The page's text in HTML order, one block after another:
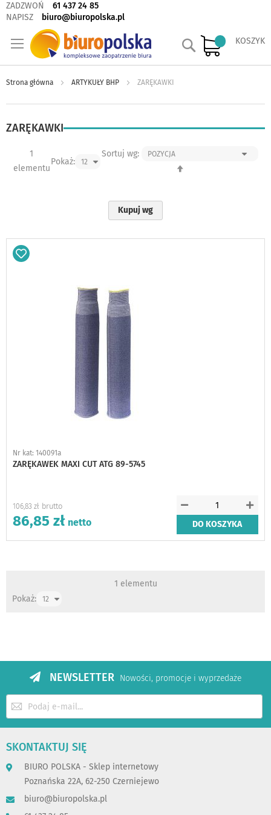
ZADZWOŃ
61 437 24 85
NAPISZ
biuro@biuropolska.pl
KOSZYK
Szukaj
Strona główna ARTYKUŁY BHP ZARĘKAWKI
ZARĘKAWKI
1
elementu
Pokaż:
Sortuj wg:
Kupuj wg
Dodaj
Nr kat: 140091a
ZARĘKAWEK MAXI CUT ATG 89-5745
106,83 zł
86,85 zł DO KOSZYKA
1 elementu
Pokaż:
NEWSLETTER Nowości, promocje i wyprzedaże
Subskrybuj
nasz
SKONTAKTUJ SIĘ
BIURO POLSKA - Sklep internetowy
Poznańska 22A, 62-250 Czerniejewo
biuro@biuropolska.pl